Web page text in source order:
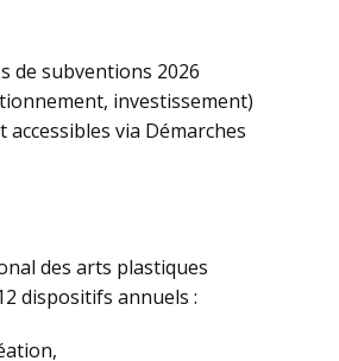
de subventions 2026
investissement)
via Démarches
des arts plastiques
dispositifs annuels :